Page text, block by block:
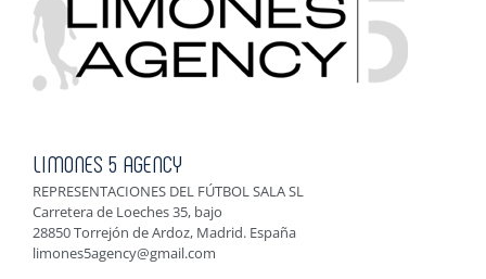
LIMONES 5 AGENCY
REPRESENTACIONES DEL FÚTBOL SALA SL
Carretera de Loeches 35, bajo
28850 Torrejón de Ardoz, Madrid. España
limones5agency@gmail.com